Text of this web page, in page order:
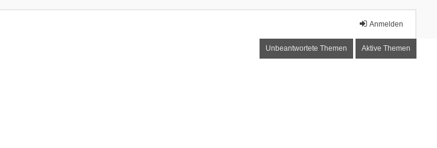
Anmelden
Unbeantwortete Themen Aktive Themen